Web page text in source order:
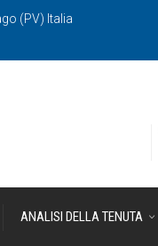
(PV) Italia
ANALISI DELLA TENUTA